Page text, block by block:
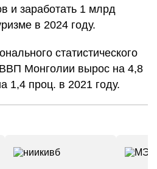
и заработать 1 млрд
в 2024 году.
статистического
Монголии вырос на 4,8
1,4 проц. в 2021 году.